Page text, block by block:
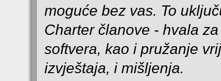
moguće bez vas. To
Charter članove - hvala
softvera, kao i pružanje
izvještaja, i mišljenja.